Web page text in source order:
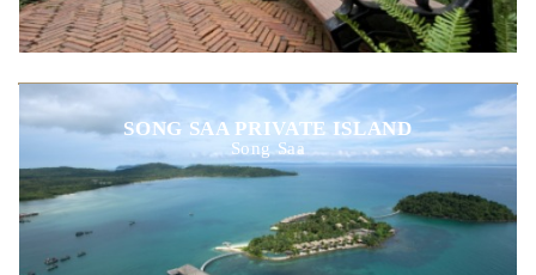
SONG SAA PRIVATE ISLAND
Song Saa